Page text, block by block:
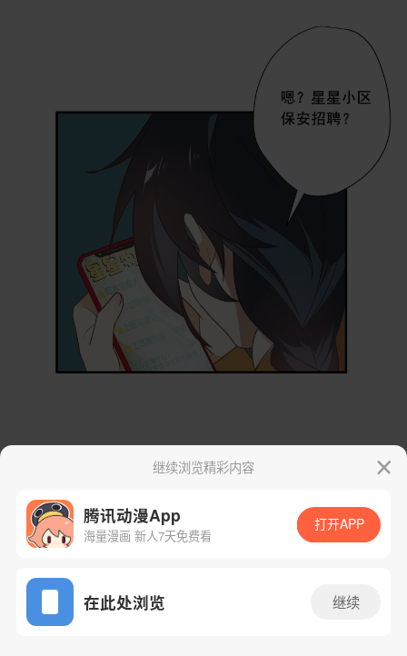
App免费看
继续浏览精彩内容
腾讯动漫App
海量漫画 新人7天免费看
打开APP
在此处浏览 继续